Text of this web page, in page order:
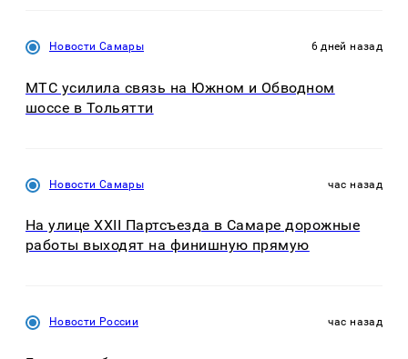
Новости Самары 6 дней назад
МТС усилила связь на Южном и Обводном
шоссе в Тольятти
Новости Самары час назад
На улице XXII Партсъезда в Самаре дорожные
работы выходят на финишную прямую
Новости России час назад